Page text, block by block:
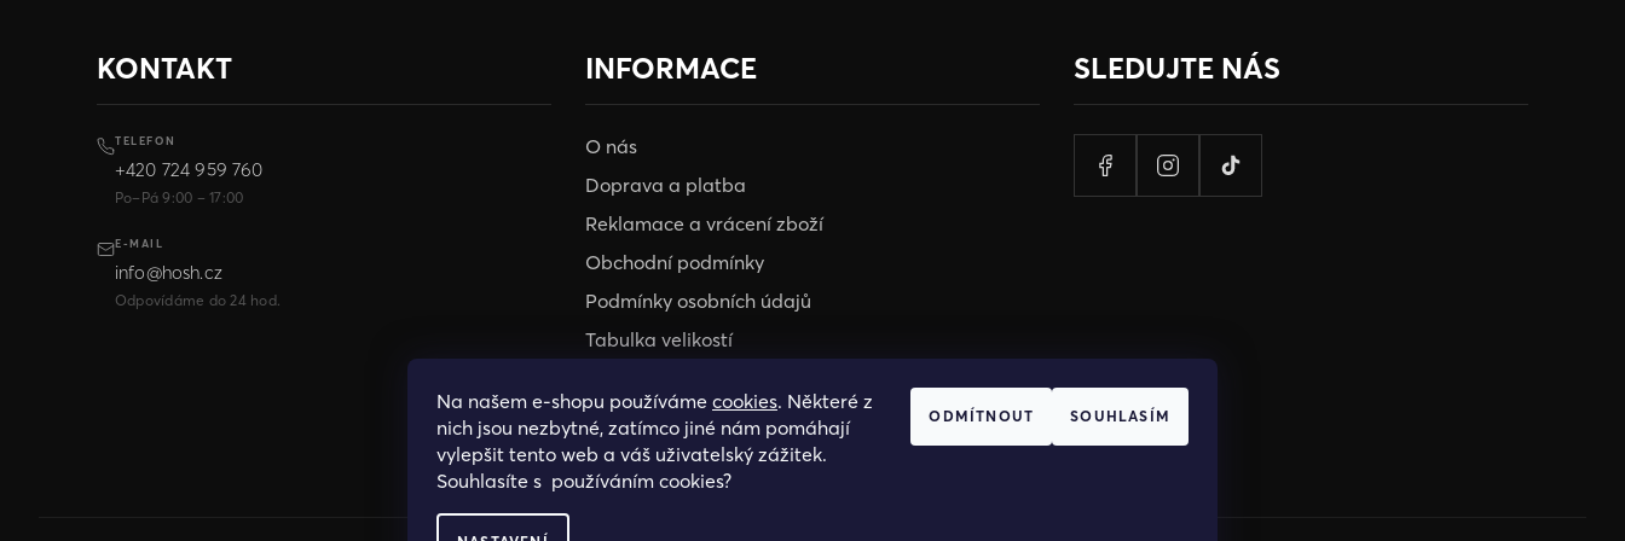
Na našem e-shopu používáme cookies. Některé z
nich jsou nezbytné, zatímco jiné nám pomáhají
vylepšit tento web a váš uživatelský zážitek.
Souhlasíte s používáním cookies?
ODMÍTNOUT SOUHLASÍM
KONTAKT
TELEFON
+420 724 959 760
Po–Pá 9:00 – 17:00
E-MAIL
info@hosh.cz
Odpovídáme do 24 hod.
INFORMACE
O nás
Doprava a platba
Reklamace a vrácení zboží
Obchodní podmínky
Podmínky osobních údajů
Tabulka velikostí
HOSH KLUB
VELKOOBCHOD
SLEDUJTE NÁS